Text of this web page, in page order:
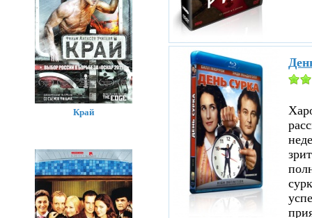
Край